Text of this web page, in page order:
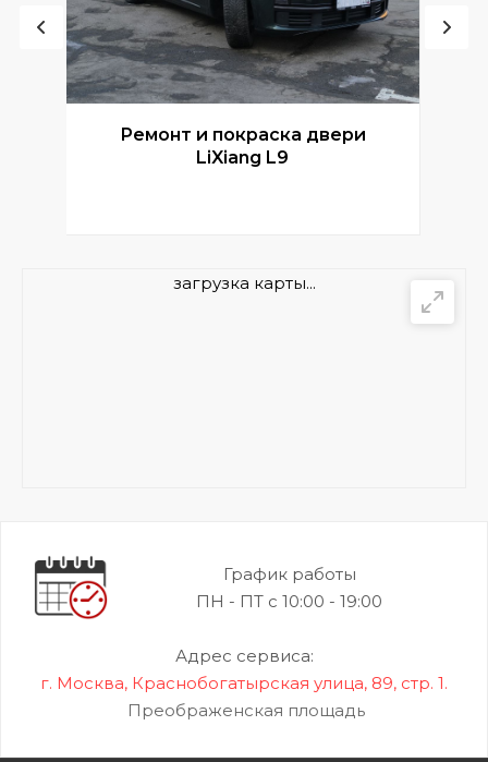
Ремонт и покраска двери
LiXiang L9
загрузка карты...
График работы
ПН - ПТ с 10:00 - 19:00
Адрес сервиса:
г. Москва, Краснобогатырская улица, 89, стр. 1.
Преображенская площадь